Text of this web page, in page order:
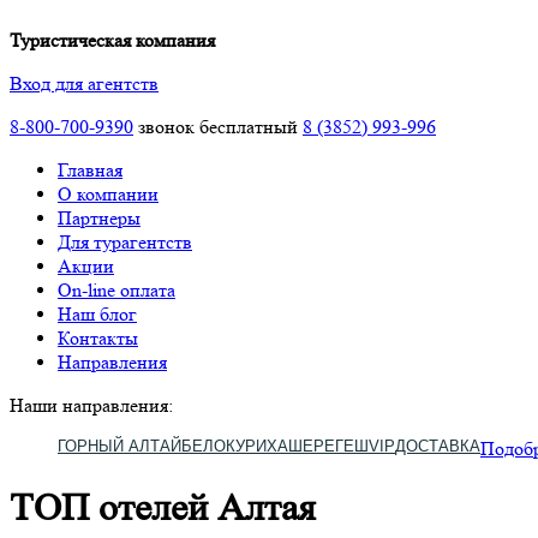
Туристическая компания
Вход для агентств
8-800-700-9390 звонок бесплатный 8 (3852) 993-996
Главная
О компании
Партнеры
Для турагентств
Акции
On-line оплата
Наш блог
Контакты
Направления
Наши направления:
ГОРНЫЙ АЛТАЙ БЕЛОКУРИХАШЕРЕГЕШVIPДОСТАВКА
ТОП отелей Алтая